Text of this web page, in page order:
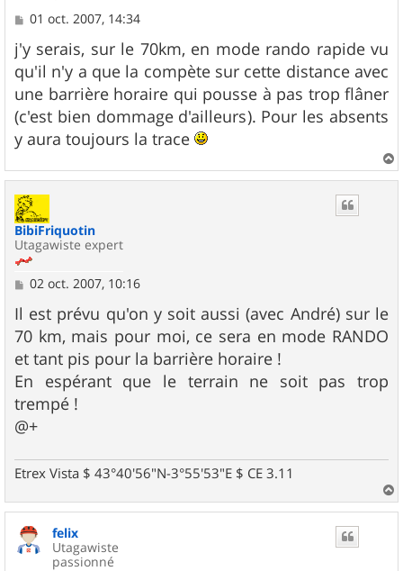
M
s
s
a
g
e
01 oct. 2007, 14:34
j'y serais, sur le 70km, en mode rando rapide vu
qu'il n'y a que la compète sur cette distance avec
une barrière horaire qui pousse à pas trop flâner
(c'est bien dommage d'ailleurs). Pour les absents
y aura toujours la trace
a
BibiFriquotin
Utagawiste expert
M
s
s
a
g
e
02 oct. 2007, 10:16
Il est prévu qu'on y soit aussi (avec André) sur le
70 km, mais pour moi, ce sera en mode RANDO
et tant pis pour la barrière horaire !
En espérant que le terrain ne soit pas trop
trempé !
@+
Etrex Vista $ 43°40'56"N-3°55'53"E $ CE 3.11
a
u
felix
Utagawiste
passionné